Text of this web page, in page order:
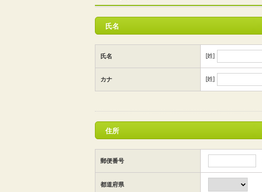
氏名
氏名 [姓]
カナ [姓]
住所
郵便番号
都道府県